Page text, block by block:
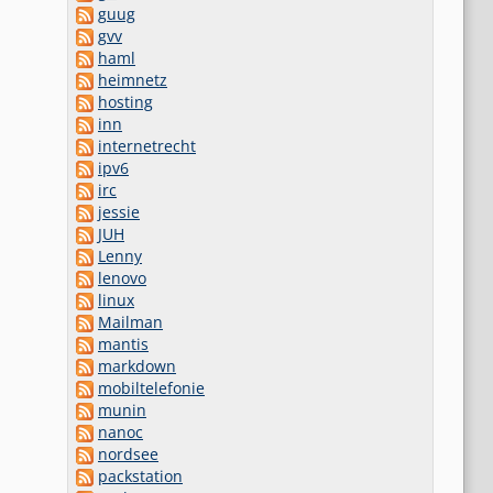
guug
gvv
haml
heimnetz
hosting
inn
internetrecht
ipv6
irc
jessie
JUH
Lenny
lenovo
linux
Mailman
mantis
markdown
mobiltelefonie
munin
nanoc
nordsee
packstation